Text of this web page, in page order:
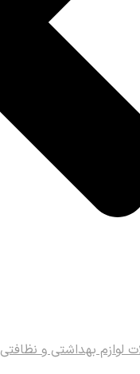
لوازم بهداشتی و نظافتی